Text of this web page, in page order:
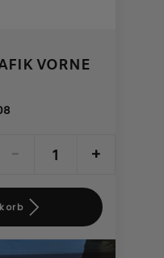
VORNE
- +